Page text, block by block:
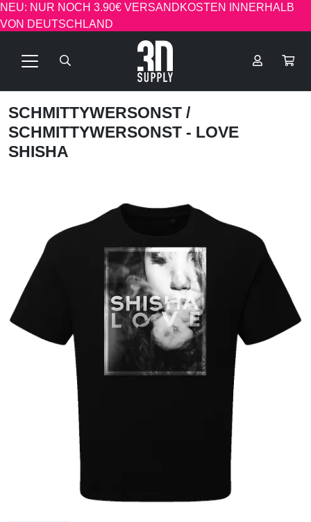
NEU: NUR NOCH 3.90€ VERSANDKOSTEN INNERHALB
VON DEUTSCHLAND
SCHMITTYWERSONST /
SCHMITTYWERSONST - LOVE
SHISHA